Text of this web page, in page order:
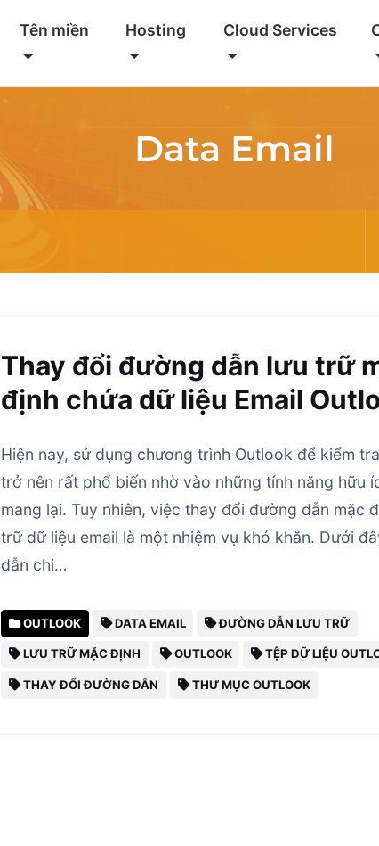
Tên miền Hosting Cloud Services
Data Email
Thay đổi đường dẫn lưu trữ
định chứa dữ liệu Email
Hiện nay, sử dụng chương trình Outlook để kiểm
trở nên rất phổ biến nhờ vào những tính năng hữu
mang lại. Tuy nhiên, việc thay đổi đường dẫn mặc
trữ dữ liệu email là một nhiệm vụ khó khăn. Dưới
dẫn chi…
OUTLOOK DATA EMAIL ĐƯỜNG DẪN LƯU TRỮ
LƯU TRỮ MẶC ĐỊNH OUTLOOK TỆP DỮ LIỆU
THAY ĐỔI ĐƯỜNG DẪN THƯ MỤC OUTLOOK